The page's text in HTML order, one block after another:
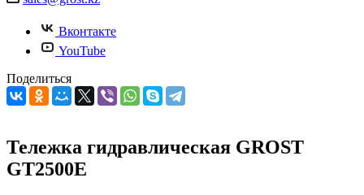
Вконтакте
YouTube
Поделиться
Тележка гидравлическая GROST
GT2500E